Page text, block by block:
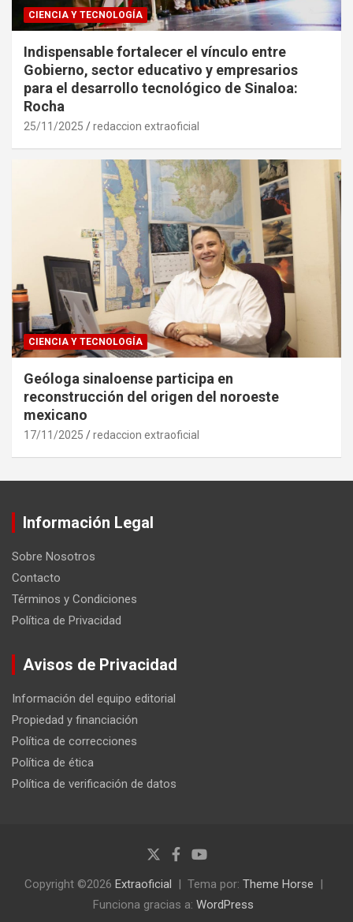
CIENCIA Y TECNOLOGÍA
Indispensable fortalecer el vínculo entre
Gobierno, sector educativo y empresarios
para el desarrollo tecnológico de Sinaloa:
Rocha
25/11/2025 redaccion extraoficial
CIENCIA Y TECNOLOGÍA
Geóloga sinaloense participa en
reconstrucción del origen del noroeste
mexicano
17/11/2025 redaccion extraoficial
Información Legal
Sobre Nosotros
Contacto
Términos y Condiciones
Política de Privacidad
Avisos de Privacidad
Información del equipo editorial
Propiedad y financiación
Política de correcciones
Política de ética
Política de verificación de datos
Copyright ©2026 Extraoficial Tema por: Theme Horse
Funciona gracias a: WordPress